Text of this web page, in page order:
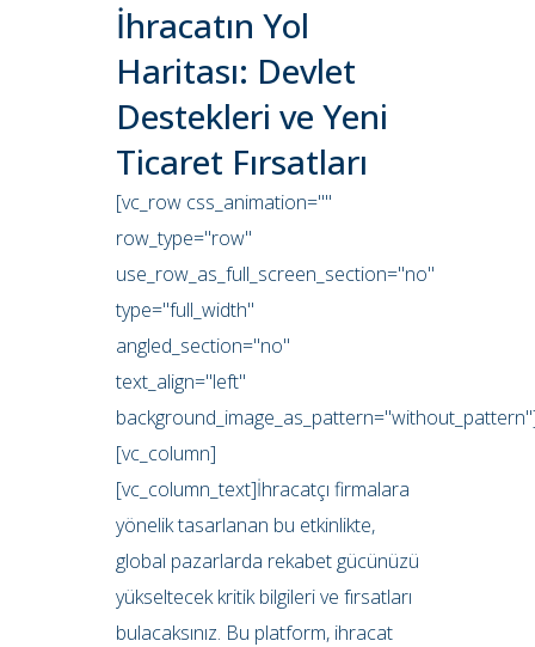
İhracatın Yol
Haritası: Devlet
Destekleri ve Yeni
Ticaret Fırsatları
[vc_row css_animation=""
row_type="row"
use_row_as_full_screen_section="no"
type="full_width"
angled_section="no"
text_align="left"
[vc_column]
[vc_column_text]İhracatçı firmalara
yönelik tasarlanan bu etkinlikte,
global pazarlarda rekabet gücünüzü
yükseltecek kritik bilgileri ve fırsatları
bulacaksınız. Bu platform, ihracat